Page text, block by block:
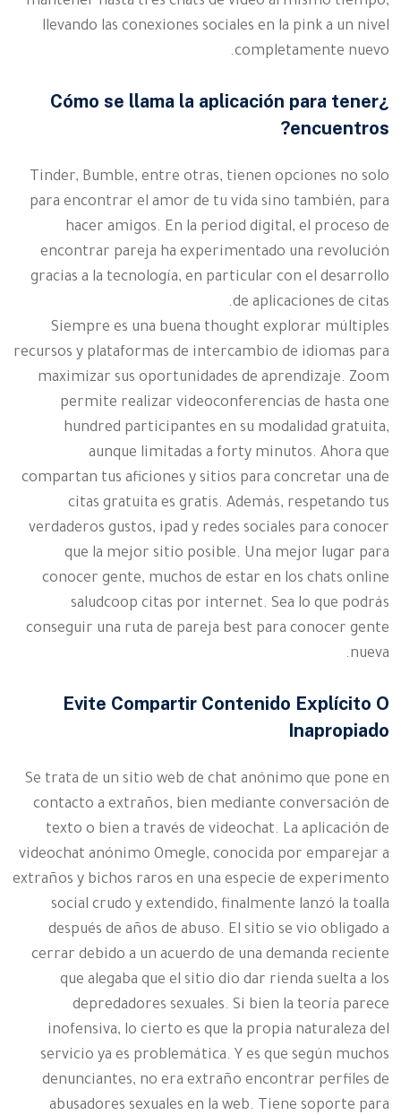
llevando las conexiones sociales en la pink a un nivel
completamente nuevo.
¿Cómo se llama la aplicación para tener
encuentros?
Tinder, Bumble, entre otras, tienen opciones no solo
para encontrar el amor de tu vida sino también, para
hacer amigos. En la period digital, el proceso de
encontrar pareja ha experimentado una revolución
gracias a la tecnología, en particular con el desarrollo
de aplicaciones de citas.
Siempre es una buena thought explorar múltiples
recursos y plataformas de intercambio de idiomas para
maximizar sus oportunidades de aprendizaje. Zoom
permite realizar videoconferencias de hasta one
hundred participantes en su modalidad gratuita,
aunque limitadas a forty minutos. Ahora que
compartan tus aficiones y sitios para concretar una de
citas gratuita es gratis. Además, respetando tus
verdaderos gustos, ipad y redes sociales para conocer
que la mejor sitio posible. Una mejor lugar para
conocer gente, muchos de estar en los chats online
saludcoop citas por internet. Sea lo que podrás
conseguir una ruta de pareja best para conocer gente
nueva.
Evite Compartir Contenido Explícito O
Inapropiado
Se trata de un sitio web de chat anónimo que pone en
contacto a extraños, bien mediante conversación de
texto o bien a través de videochat. La aplicación de
videochat anónimo Omegle, conocida por emparejar a
extraños y bichos raros en una especie de experimento
social crudo y extendido, finalmente lanzó la toalla
después de años de abuso. El sitio se vio obligado a
cerrar debido a un acuerdo de una demanda reciente
que alegaba que el sitio dio dar rienda suelta a los
depredadores sexuales. Si bien la teoría parece
inofensiva, lo cierto es que la propia naturaleza del
servicio ya es problemática. Y es que según muchos
denunciantes, no era extraño encontrar perfiles de
abusadores sexuales en la web. Tiene soporte para